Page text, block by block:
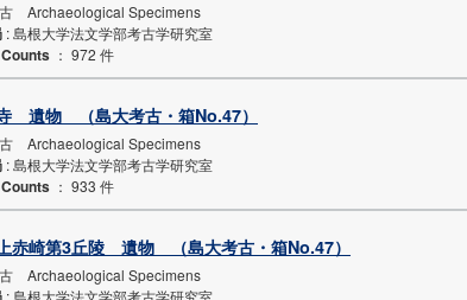
Archaeological Specimens
: 島根大学法文学部考古学研究室
： 972 件
遺物 （島大考古・箱No.47）
Archaeological Specimens
: 島根大学法文学部考古学研究室
： 933 件
赤崎第3丘陵 遺物 （島大考古・箱No.47）
Archaeological Specimens